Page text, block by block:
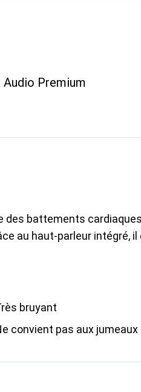
Audio Premium
des battements cardiaques
au haut-parleur intégré, il
bruyant
convient pas aux jumeaux